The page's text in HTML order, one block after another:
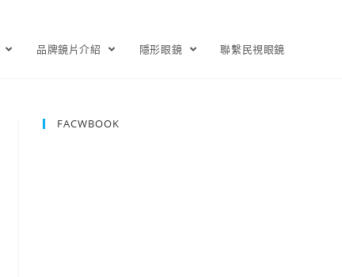
品牌鏡片介紹 隱形眼鏡 聯繫民視眼鏡
FACWBOOK